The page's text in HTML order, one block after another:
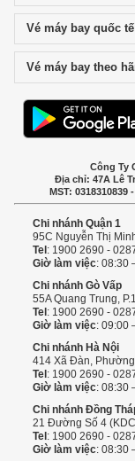
Vé máy bay quốc tế
Vé máy bay theo
Công Ty
Địa chỉ: 47A Lê
MST: 0318310839
Chi nhánh Quận 1
95C Nguyễn Thị
Tel : 1900 2690 -
Giờ làm việc: 08:30
Chi nhánh Gò Vấp
55A Quang Trung,
Tel : 1900 2690 -
Giờ làm việc: 09:00
Chi nhánh Hà Nội
414 Xã Đàn,
Tel : 1900 2690 -
Giờ làm việc: 08:30
Chi nhánh Đồng
21 Đường Số 4
Tel : 1900 2690 -
Giờ làm việc: 08:30